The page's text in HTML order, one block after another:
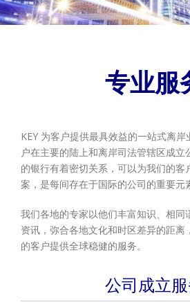
专业服
KEY 为客户提供最具效益的一站式离
户在主要的陆上和离岸司法管辖区成
的银行有着密切关系，可以为我们的
案，是每间存在于国际的公司的重要元
我们各地的专家以他们丰富知识、相同
资讯，弥合各地文化和时区差异的距离
的客户提供全球稳健的服务。
公司成立